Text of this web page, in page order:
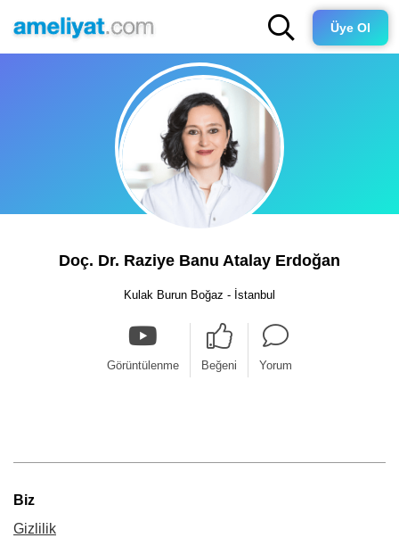
Üye Ol
Doç. Dr. Raziye Banu Atalay Erdoğan
Kulak Burun Boğaz - İstanbul
Görüntülenme Beğeni Yorum
Biz
Gizlilik